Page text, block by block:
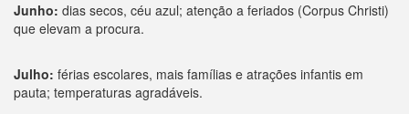
Junho: dias secos, céu azul; atenção a feriados (Corpus Christi)
que elevam a procura.
Julho: férias escolares, mais famílias e atrações infantis em
pauta; temperaturas agradáveis.